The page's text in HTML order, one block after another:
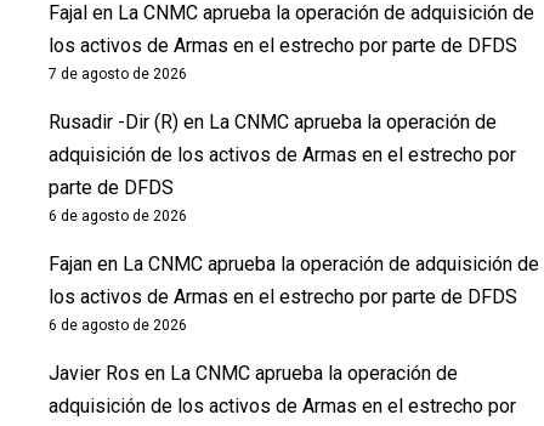
Fajal en La CNMC aprueba la operación de adquisición de
los activos de Armas en el estrecho por parte de DFDS
7 de agosto de 2026
Rusadir -Dir (R) en La CNMC aprueba la operación de
adquisición de los activos de Armas en el estrecho por
parte de DFDS
6 de agosto de 2026
Fajan en La CNMC aprueba la operación de adquisición de
los activos de Armas en el estrecho por parte de DFDS
6 de agosto de 2026
Javier Ros en La CNMC aprueba la operación de
adquisición de los activos de Armas en el estrecho por